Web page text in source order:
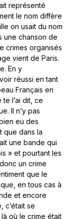
représenté
le nom diffère
on usait du nom
une chanson de
crimes organisés
vient de Paris.
En y
réussi en tant
Français en
l’ai dit, ce
Il n’y pas
eu des
que dans la
une bande qui
» et pourtant les
un crime
que le
en tous cas à
et encore
c’était se
où le crime était